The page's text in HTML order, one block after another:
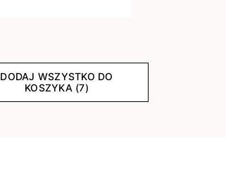
DODAJ WSZYSTKO DO
KOSZYKA (7)